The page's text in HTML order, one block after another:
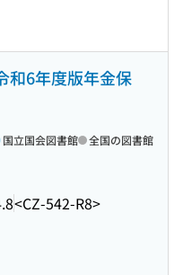
和6年度版年金保
<CZ-542-R8>
国立国会図書館 全国の図書館